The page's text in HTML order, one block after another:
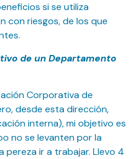
si se utiliza
con riesgos, de los que
de un Departamento
Corporativa de
desde esta dirección,
interna), mi objetivo es
no se levanten por la
pereza ir a trabajar. Llevo 4